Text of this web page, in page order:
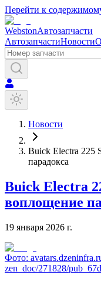
Перейти к
WebstonАвтозапчасти
АвтозапчастиНовости
Новости
Buick Electra 225
парадокса
Buick Electra
воплощение
19 января 2026 г.
Фото:
zen_doc/271828/